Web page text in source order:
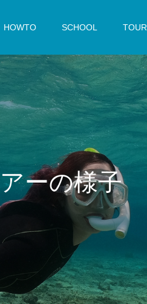
HOWTO SCHOOL TOUR
アーの様子